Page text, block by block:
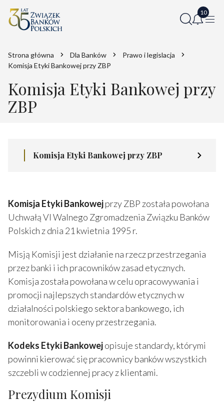
Strona główna Dla Banków
Prawo i legislacja
Komisja Etyki Bankowej przy ZBP
Komisja Etyki Bankowej przy
ZBP
Komisja Etyki Bankowej przy ZBP
Komisja Etyki Bankowejprzy ZBP została powołana
Uchwałą VI Walnego Zgromadzenia Związku Banków
Polskich z dnia 21 kwietnia 1995 r.
Misją Komisji jest działanie na rzecz przestrzegania
przez banki i ich pracowników zasad etycznych.
Komisja została powołana w celu opracowywania i
promocji najlepszych standardów etycznych w
działalności polskiego sektora bankowego, ich
monitorowania i oceny przestrzegania.
Kodeks Etyki Bankowejopisuje standardy, którymi
powinni kierować się pracownicy banków wszystkich
szczebli w codziennej pracy z klientami.
Prezydium Komisji